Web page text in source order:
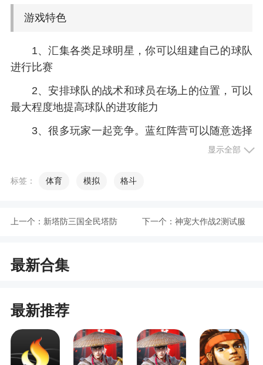
游戏特色
1、汇集各类足球明星，你可以组建自己的球队
进行比赛
2、安排球队的战术和球员在场上的位置，可以
最大程度地提高球队的进攻能力
3、很多玩家一起竞争。蓝红阵营可以随意选择
胜利，名利双收冲进世界杯
小编评价
乐部游戏的运营模式非常简单
代言的3D建模的足 球游戏真的很戳我！它的新手教
程教你如何带球、如何传球、如何射门这些， 基本
上一场比赛会用到的技法会教的很清楚也很快，如
显示全部
标签： 体育 模拟 格斗
上一个： 新塔防三国全民塔防 下一个： 神宠大作战2测试服
最新合集
最新推荐